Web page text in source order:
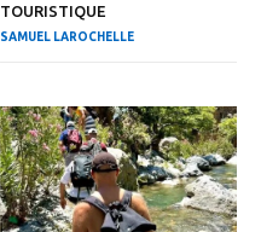
TOURISTIQUE
SAMUEL LAROCHELLE